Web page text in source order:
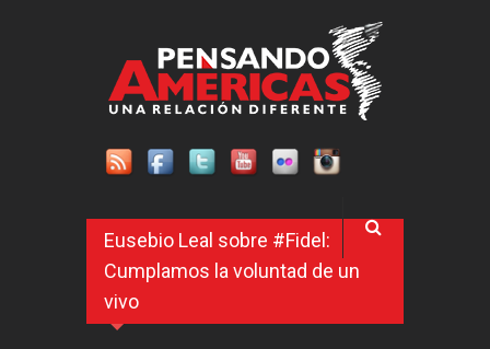
Eusebio Leal sobre #Fidel:
Cumplamos la voluntad de un
vivo